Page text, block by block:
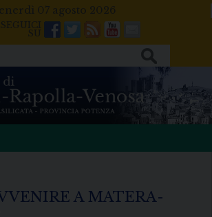
07 agosto 2026
Facebook
Twitter
FeedsYoutube
Mail
A MATERA-